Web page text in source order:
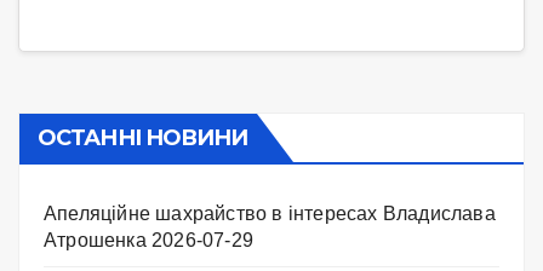
ОСТАННІ НОВИНИ
Апеляційне шахрайство в інтересах Владислава
Атрошенка 2026-07-29